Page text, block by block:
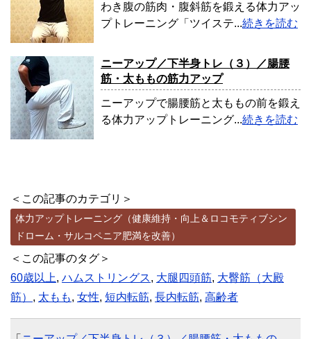
わき腹の筋肉・腹斜筋を鍛える体力アッ
プトレーニング「ツイステ...続きを読む
ニーアップ／下半身トレ（３）／腸腰
筋・太ももの筋力アップ
ニーアップで腸腰筋と太ももの前を鍛え
る体力アップトレーニング...続きを読む
＜この記事のカテゴリ＞
体力アップトレーニング（健康維持・向上＆ロコモティブシン
ドローム・サルコペニア肥満を改善）
＜この記事のタグ＞
60歳以上, ハムストリングス, 大腿四頭筋, 大臀筋（大殿
筋） , 太もも, 女性, 短内転筋, 長内転筋, 高齢者